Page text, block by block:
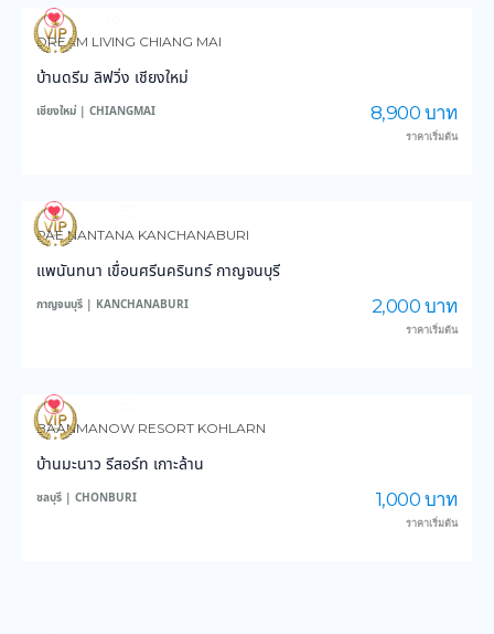
959
DREAM LIVING CHIANG MAI
บ้านดรีม ลิฟวิ่ง เชียงใหม่
เชียงใหม่ | CHIANGMAI 8,900 บาท
ราคาเริ่มต้น
3,859
PAE NANTANA KANCHANABURI
แพนันทนา เขื่อนศรีนครินทร์ กาญจนบุรี
กาญจนบุรี | KANCHANABURI 2,000 บาท
ราคาเริ่มต้น
4,065
BAANMANOW RESORT KOHLARN
บ้านมะนาว รีสอร์ท เกาะล้าน
ชลบุรี | CHONBURI 1,000 บาท
ราคาเริ่มต้น